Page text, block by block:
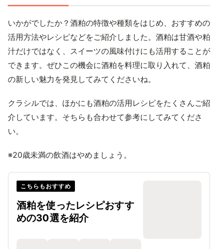
いかがでしたか？酒粕の特徴や種類をはじめ、おすすめの
活用方法やレシピなどをご紹介しました。酒粕は甘酒や粕
汁だけではなく、スイーツの風味付けにも活用することが
できます。ぜひこの機会に酒粕を料理に取り入れて、酒粕
の新しい魅力を発見してみてくださいね。
クラシルでは、ほかにも酒粕の活用レシピをたくさんご紹
介しています。そちらも合わせて参考にしてみてくださ
い。
※20歳未満の飲酒はやめましょう。
こちらもおすすめ
酒粕を使ったレシピおすす
めの30選を紹介